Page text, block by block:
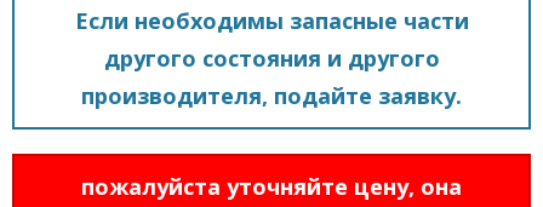
Если необходимы запасные части
другого состояния и другого
производителя, подайте заявку.
пожалуйста уточняйте цену, она